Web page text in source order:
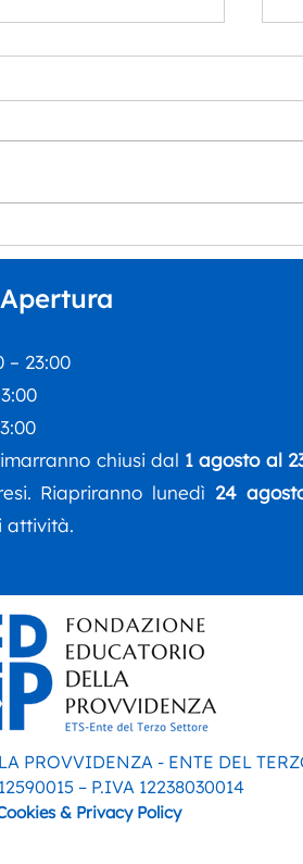
Orpheus
– 23:00
chiusi dal 1 agosto al
Riapriranno lunedì 24
attività.
PROVVIDENZA - ENTE DEL
– P.IVA 12238030014
& Privacy Policy